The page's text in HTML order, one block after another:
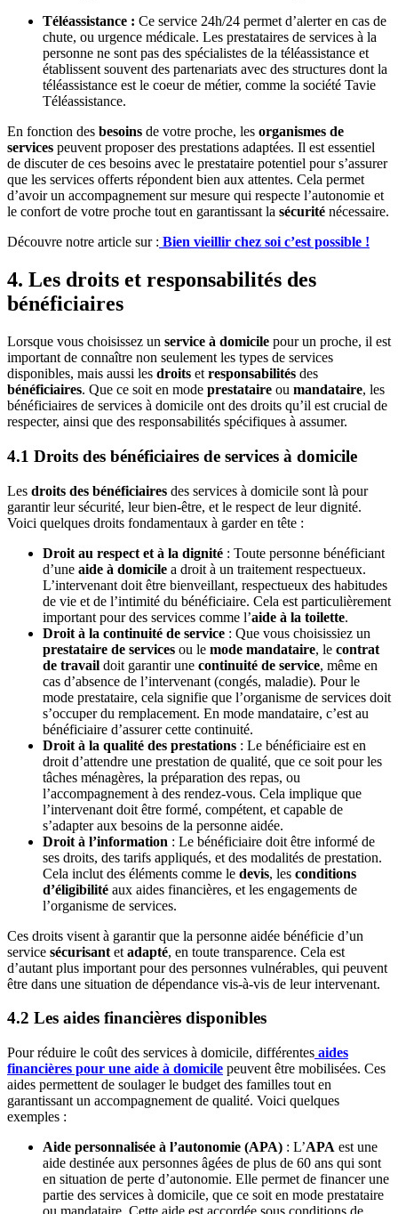
Téléassistance : Ce service 24h/24 permet d’alerter en cas de
chute, ou urgence médicale. Les prestataires de services à la
personne ne sont pas des spécialistes de la téléassistance et
établissent souvent des partenariats avec des structures dont la
téléassistance est le coeur de métier, comme la société Tavie
Téléassistance.
En fonction des besoins de votre proche, les organismes de
services peuvent proposer des prestations adaptées. Il est essentiel
de discuter de ces besoins avec le prestataire potentiel pour s’assurer
que les services offerts répondent bien aux attentes. Cela permet
d’avoir un accompagnement sur mesure qui respecte l’autonomie et
le confort de votre proche tout en garantissant la sécurité nécessaire.
Découvre notre article sur : Bien vieillir chez soi c’est possible !
4. Les droits et responsabilités des
bénéficiaires
Lorsque vous choisissez un service à domicile pour un proche, il est
important de connaître non seulement les types de services
disponibles, mais aussi les droits et responsabilités des
bénéficiaires. Que ce soit en mode prestataire ou mandataire, les
bénéficiaires de services à domicile ont des droits qu’il est crucial de
respecter, ainsi que des responsabilités spécifiques à assumer.
4.1 Droits des bénéficiaires de services à domicile
Les droits des bénéficiaires des services à domicile sont là pour
garantir leur sécurité, leur bien-être, et le respect de leur dignité.
Voici quelques droits fondamentaux à garder en tête :
Droit au respect et à la dignité : Toute personne bénéficiant
d’une aide à domicile a droit à un traitement respectueux.
L’intervenant doit être bienveillant, respectueux des habitudes
de vie et de l’intimité du bénéficiaire. Cela est particulièrement
important pour des services comme l’aide à la toilette.
Droit à la continuité de service : Que vous choisissiez un
prestataire de services ou le mode mandataire, le contrat
de travail doit garantir une continuité de service, même en
cas d’absence de l’intervenant (congés, maladie). Pour le
mode prestataire, cela signifie que l’organisme de services doit
s’occuper du remplacement. En mode mandataire, c’est au
bénéficiaire d’assurer cette continuité.
Droit à la qualité des prestations : Le bénéficiaire est en
droit d’attendre une prestation de qualité, que ce soit pour les
tâches ménagères, la préparation des repas, ou
l’accompagnement à des rendez-vous. Cela implique que
l’intervenant doit être formé, compétent, et capable de
s’adapter aux besoins de la personne aidée.
Droit à l’information : Le bénéficiaire doit être informé de
ses droits, des tarifs appliqués, et des modalités de prestation.
Cela inclut des éléments comme le devis, les conditions
d’éligibilité aux aides financières, et les engagements de
l’organisme de services.
Ces droits visent à garantir que la personne aidée bénéficie d’un
service sécurisant et adapté, en toute transparence. Cela est
d’autant plus important pour des personnes vulnérables, qui peuvent
être dans une situation de dépendance vis-à-vis de leur intervenant.
4.2 Les aides financières disponibles
Pour réduire le coût des services à domicile, différentes aides
financières pour une aide à domicile peuvent être mobilisées. Ces
aides permettent de soulager le budget des familles tout en
garantissant un accompagnement de qualité. Voici quelques
exemples :
Aide personnalisée à l’autonomie (APA) : L’APA est une
aide destinée aux personnes âgées de plus de 60 ans qui sont
en situation de perte d’autonomie. Elle permet de financer une
partie des services à domicile, que ce soit en mode prestataire
ou mandataire. Cette aide est accordée sous conditions de